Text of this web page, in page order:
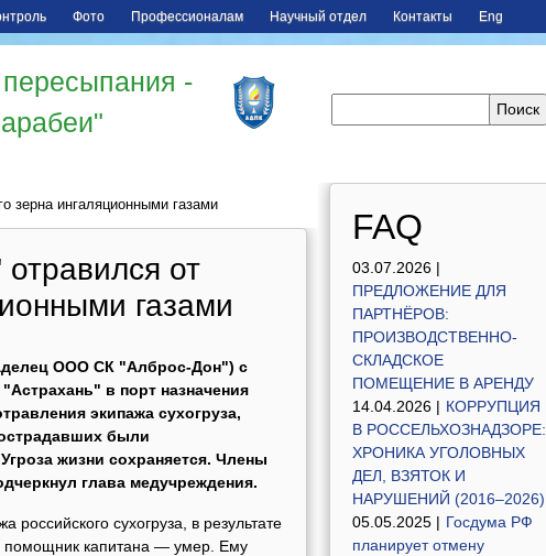
Фото Профессионалам Научный отдел Контакты Eng
-
зерна ингаляционными газами
от
газами
ООО СК "Алброс-Дон") с
в порт назначения
экипажа сухогруза,
были
жизни сохраняется. Члены
глава медучреждения.
сухогруза, в результате
помощник капитана — умер. Ему
FAQ
03.07.2026 |
ПРЕДЛОЖЕНИЕ ДЛЯ
ПАРТНЁРОВ:
ПРОИЗВОДСТВЕННО-
СКЛАДСКОЕ
ПОМЕЩЕНИЕ В АРЕНДУ
14.04.2026 | КОРРУПЦИЯ
В РОССЕЛЬХОЗНАДЗОРЕ:
ХРОНИКА УГОЛОВНЫХ
ДЕЛ, ВЗЯТОК И
НАРУШЕНИЙ (2016–2026)
05.05.2025 | Госдума РФ
планирует отмену